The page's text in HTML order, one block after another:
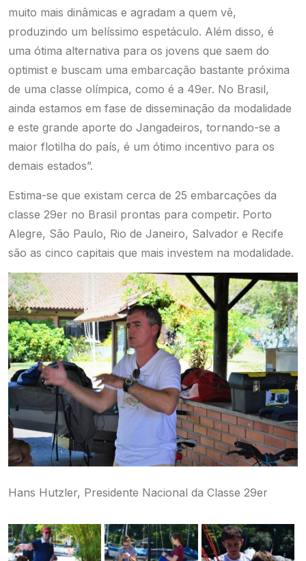
muito mais dinâmicas e agradam a quem vê,
produzindo um belíssimo espetáculo. Além disso, é
uma ótima alternativa para os jovens que saem do
optimist e buscam uma embarcação bastante próxima
de uma classe olímpica, como é a 49er. No Brasil,
ainda estamos em fase de disseminação da modalidade
e este grande aporte do Jangadeiros, tornando-se a
maior flotilha do país, é um ótimo incentivo para os
demais estados”.
Estima-se que existam cerca de 25 embarcações da
classe 29er no Brasil prontas para competir. Porto
Alegre, São Paulo, Rio de Janeiro, Salvador e Recife
são as cinco capitais que mais investem na modalidade.
Hans Hutzler, Presidente Nacional da Classe 29er